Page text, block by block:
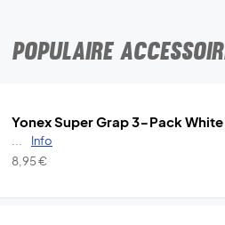
POPULAIRE
Yonex Super Grap 3-Pack White
Info
8,95€